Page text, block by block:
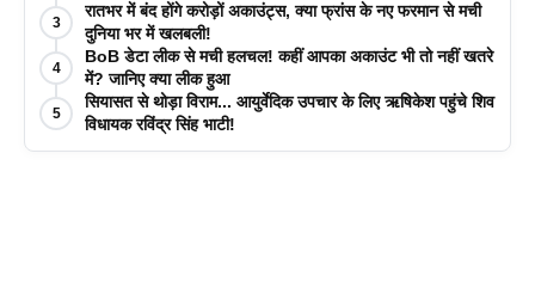
3
रातभर में बंद होंगे करोड़ों अकाउंट्स, क्या फ्रांस के नए फरमान से मची
दुनिया भर में खलबली!
4
BoB डेटा लीक से मची हलचल! कहीं आपका अकाउंट भी तो नहीं खतरे
में? जानिए क्या लीक हुआ
5
सियासत से थोड़ा विराम... आयुर्वेदिक उपचार के लिए ऋषिकेश पहुंचे शिव
विधायक रविंद्र सिंह भाटी!